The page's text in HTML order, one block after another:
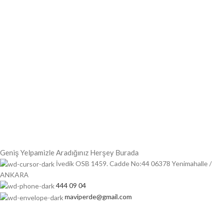
Geniş Yelpamizle Aradığınız Herşey Burada
İvedik OSB 1459. Cadde No:44 06378 Yenimahalle /
ANKARA
444 09 04
maviperde@gmail.com